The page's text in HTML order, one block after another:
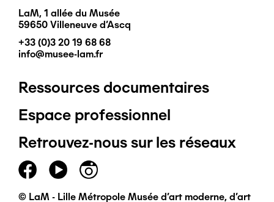
LaM, 1 allée du Musée
59650 Villeneuve d'Ascq
+33 (0)3 20 19 68 68
info@musee-lam.fr
Pied
de
page
principal
Ressources documentaires
Espace professionnel
Retrouvez-nous sur les réseaux
© LaM - Lille Métropole Musée d'art moderne, d'art